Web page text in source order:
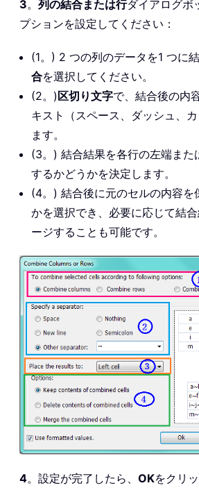
3。 列の結合または行ダイアログボ
プションを設定してください：
(1。) 2 つの列のデータを1 つに結
合を選択してください。
(2。)区切り文字で、結合後の内
キスト（スペース、ダッシュ、
ます。
(3。) 結合結果を各行の左端また
するかどうかを決定します。
(4。) 結合後に元のセルの内容を
かを選択でき、必要に応じて結
ージすることも可能です。
4。設定が完了したら、 OKをクリ